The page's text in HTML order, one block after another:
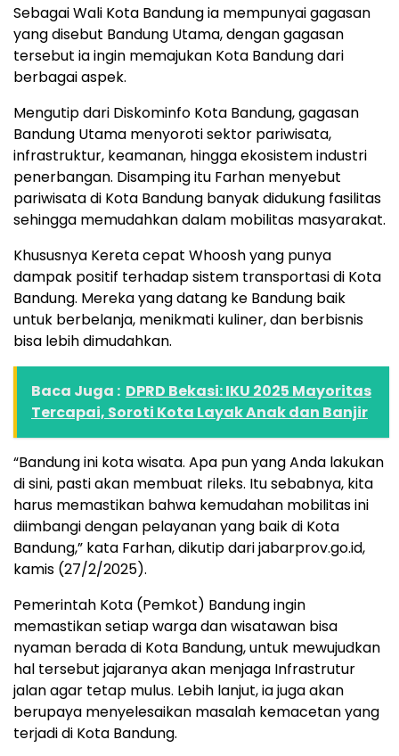
Sebagai Wali Kota Bandung ia mempunyai gagasan
yang disebut Bandung Utama, dengan gagasan
tersebut ia ingin memajukan Kota Bandung dari
berbagai aspek.
Mengutip dari Diskominfo Kota Bandung, gagasan
Bandung Utama menyoroti sektor pariwisata,
infrastruktur, keamanan, hingga ekosistem industri
penerbangan. Disamping itu Farhan menyebut
pariwisata di Kota Bandung banyak didukung fasilitas
sehingga memudahkan dalam mobilitas masyarakat.
Khususnya Kereta cepat Whoosh yang punya
dampak positif terhadap sistem transportasi di Kota
Bandung. Mereka yang datang ke Bandung baik
untuk berbelanja, menikmati kuliner, dan berbisnis
bisa lebih dimudahkan.
Baca Juga : DPRD Bekasi: IKU 2025 Mayoritas
Tercapai, Soroti Kota Layak Anak dan Banjir
“Bandung ini kota wisata. Apa pun yang Anda lakukan
di sini, pasti akan membuat rileks. Itu sebabnya, kita
harus memastikan bahwa kemudahan mobilitas ini
diimbangi dengan pelayanan yang baik di Kota
Bandung,” kata Farhan, dikutip dari jabarprov.go.id,
kamis (27/2/2025).
Pemerintah Kota (Pemkot) Bandung ingin
memastikan setiap warga dan wisatawan bisa
nyaman berada di Kota Bandung, untuk mewujudkan
hal tersebut jajaranya akan menjaga Infrastrutur
jalan agar tetap mulus. Lebih lanjut, ia juga akan
berupaya menyelesaikan masalah kemacetan yang
terjadi di Kota Bandung.